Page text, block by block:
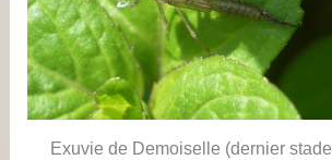
Exuvie de Demoiselle (dernier stade